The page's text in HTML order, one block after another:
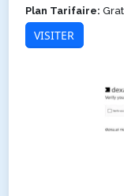
Plan Tarifaire:
VISITER